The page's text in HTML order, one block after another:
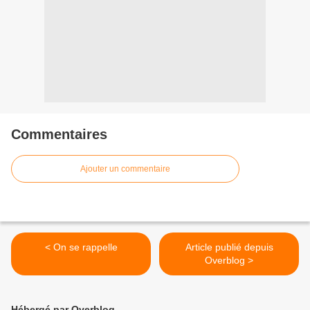
Commentaires
Ajouter un commentaire
< On se rappelle
Article publié depuis
Overblog >